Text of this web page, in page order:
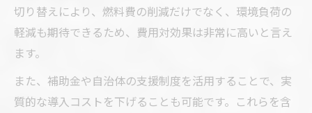
切り替えにより、燃料費の削減だけでなく、環境負荷の
軽減も期待できるため、費用対効果は非常に高いと言え
ます。
また、補助金や自治体の支援制度を活用することで、実
質的な導入コストを下げることも可能です。これらを含